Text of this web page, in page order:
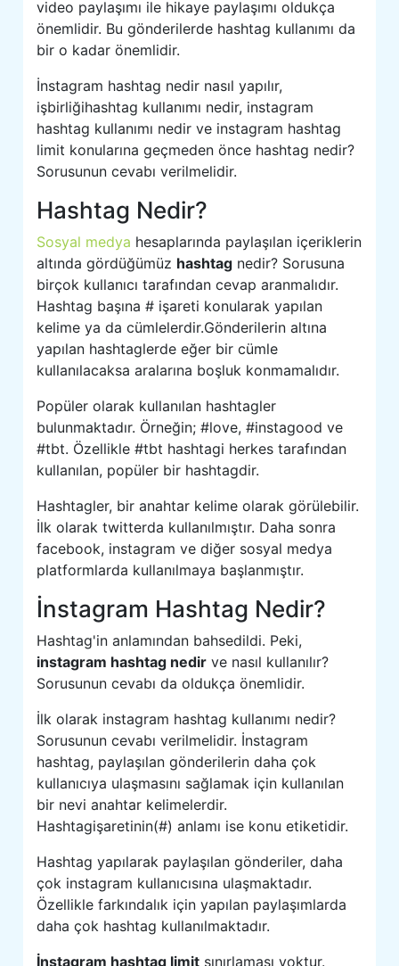
video paylaşımı ile hikaye paylaşımı oldukça
önemlidir. Bu gönderilerde hashtag kullanımı da
bir o kadar önemlidir.
İnstagram hashtag nedir nasıl yapılır,
işbirliğihashtag kullanımı nedir, instagram
hashtag kullanımı nedir ve instagram hashtag
limit konularına geçmeden önce hashtag nedir?
Sorusunun cevabı verilmelidir.
Hashtag Nedir?
Sosyal medya hesaplarında paylaşılan içeriklerin
altında gördüğümüz hashtag nedir? Sorusuna
birçok kullanıcı tarafından cevap aranmalıdır.
Hashtag başına # işareti konularak yapılan
kelime ya da cümlelerdir.Gönderilerin altına
yapılan hashtaglerde eğer bir cümle
kullanılacaksa aralarına boşluk konmamalıdır.
Popüler olarak kullanılan hashtagler
bulunmaktadır. Örneğin; #love, #instagood ve
#tbt. Özellikle #tbt hashtagi herkes tarafından
kullanılan, popüler bir hashtagdir.
Hashtagler, bir anahtar kelime olarak görülebilir.
İlk olarak twitterda kullanılmıştır. Daha sonra
facebook, instagram ve diğer sosyal medya
platformlarda kullanılmaya başlanmıştır.
İnstagram Hashtag Nedir?
Hashtag'in anlamından bahsedildi. Peki,
instagram hashtag nedir ve nasıl kullanılır?
Sorusunun cevabı da oldukça önemlidir.
İlk olarak instagram hashtag kullanımı nedir?
Sorusunun cevabı verilmelidir. İnstagram
hashtag, paylaşılan gönderilerin daha çok
kullanıcıya ulaşmasını sağlamak için kullanılan
bir nevi anahtar kelimelerdir.
Hashtagişaretinin(#) anlamı ise konu etiketidir.
Hashtag yapılarak paylaşılan gönderiler, daha
çok instagram kullanıcısına ulaşmaktadır.
Özellikle farkındalık için yapılan paylaşımlarda
daha çok hashtag kullanılmaktadır.
İnstagram hashtag limit sınırlaması yoktur.